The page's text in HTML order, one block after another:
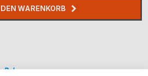
WARENKORB